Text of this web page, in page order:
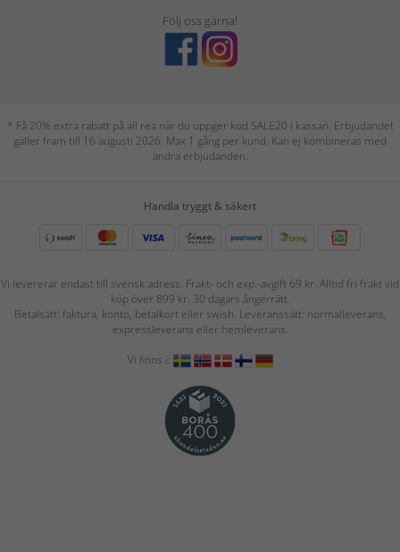
Följ oss gärna!
* Få 20% extra rabatt på all rea när du uppger kod SALE20 i kassan. Erbjudandet
gäller fram till 16 augusti 2026. Max 1 gång per kund. Kan ej kombineras med
andra erbjudanden.
Handla tryggt & säkert
Vi levererar endast till svensk adress. Frakt- och exp.-avgift 69 kr. Alltid fri frakt vid
köp över 899 kr. 30 dagars ångerrätt.
Betalsätt: faktura, konto, betalkort eller swish. Leveranssätt: normalleverans,
expressleverans eller hemleverans.
Vi finns i: